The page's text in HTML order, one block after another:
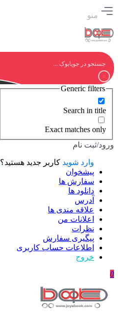
منو
Generic filters
Search in title
Exact matches only
ورود/ثبت نام
وارد شوید کاربر جدید هستید؟
پیشخوان
سفارش ها
دانلود ها
آدرس
علاقه مندی ها
اعلانات من
نظرات
پیگیری سفارش
اطلاعات حساب كاربری
خروج
0